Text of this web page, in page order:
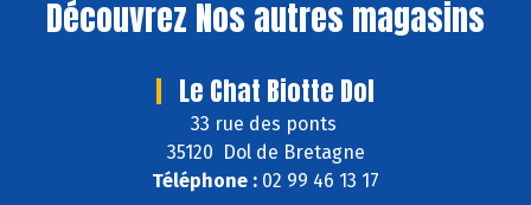
Découvrez Nos autres magasins
Le Chat Biotte Dol
33 rue des ponts
35120 Dol de Bretagne
Téléphone : 02 99 46 13 17